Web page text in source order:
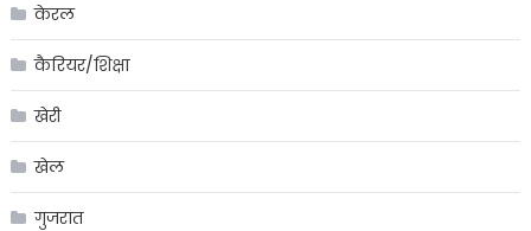
केरल
कैरियर/शिक्षा
खेरी
खेल
गुजरात